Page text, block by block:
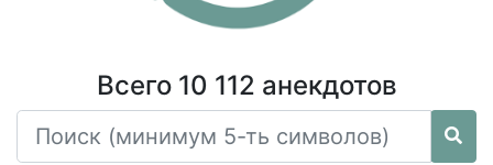
Всего 10 112 анекдотов